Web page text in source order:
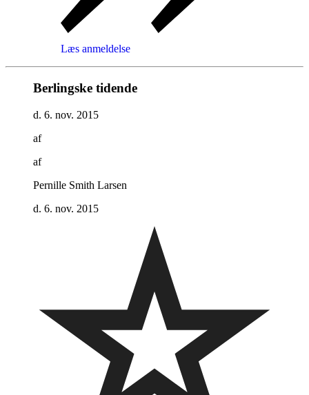
Læs anmeldelse
Berlingske tidende
d. 6. nov. 2015
af
af
Pernille Smith Larsen
d. 6. nov. 2015